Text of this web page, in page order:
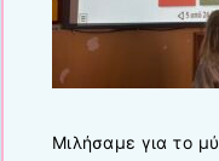
Μιλήσαμε για το